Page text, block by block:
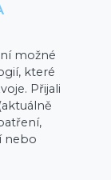
možné
které
Přijali
nebo